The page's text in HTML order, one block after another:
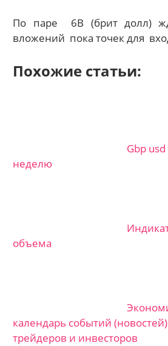
По паре 6В (брит долл)
вложений пока точек для
Похожие статьи:
Gbp
неделю
объема
календарь событий
трейдеров и инвесторов